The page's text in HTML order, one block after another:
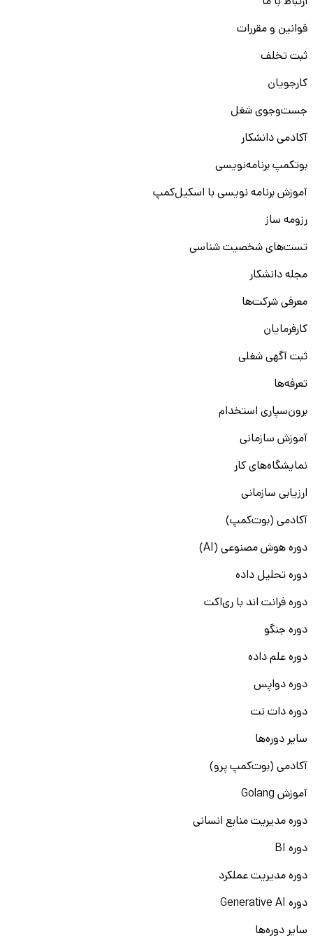
قوانین و مقررات
ثبت تخلف
کارجویان
جست‌و‌جوی شغل
آکادمی دانشکار
بوتکمپ برنامه‌نویسی
آموزش برنامه نویسی با اسکیل‌کمپ
رزومه ساز
تست‌های شخصیت شناسی
مجله دانشکار
معرفی شرکت‌ها
کارفرمایان
ثبت آگهی شغلی
تعرفه‌ها
برون‌سپاری استخدام
آموزش سازمانی
نمایشگاه‌های کار
ارزیابی سازمانی
آکادمی (بوت‌کمپ)
دوره هوش مصنوعی (AI)
دوره تحلیل داده
دوره فرانت اند با ری‌اکت
دوره جنگو
دوره علم داده
دوره دواپس
دوره دات نت
سایر دوره‌ها
آکادمی (بوت‌کمپ پرو)
آموزش Golang
دوره مدیریت منابع انسانی
دوره BI
دوره مدیریت عملکرد
دوره Generative AI
سایر دوره‌ها